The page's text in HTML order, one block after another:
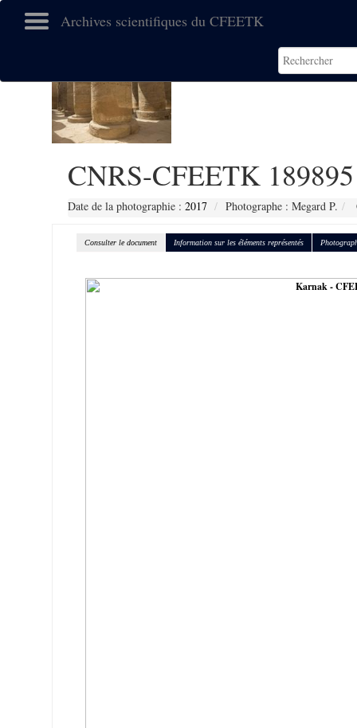
Archives scientifiques du CFEETK
CNRS-CFEETK 189895
Date de la photographie : 2017 Photographe : Megard P.
Consulter le document Information sur les éléments représentés